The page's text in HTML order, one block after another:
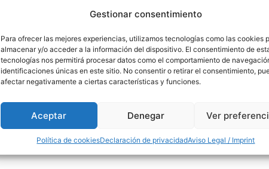
Gestionar consentimiento
Para ofrecer las mejores experiencias, utilizamos tecnologías como las cookies
almacenar y/o acceder a la información del dispositivo. El consentimiento de
tecnologías nos permitirá procesar datos como el comportamiento de
identificaciones únicas en este sitio. No consentir o retirar el consentimiento,
afectar negativamente a ciertas características y funciones.
Aceptar Denegar Ver
Política de cookiesDeclaración de privacidadAviso Legal / Imprint
En Madrid Forest suministramos e
Balterio, organizadas en 7
Xperience, Impressio y Stretto. Los
laminados por su impresión digital,
vez de cada 8. Pregúntenos.